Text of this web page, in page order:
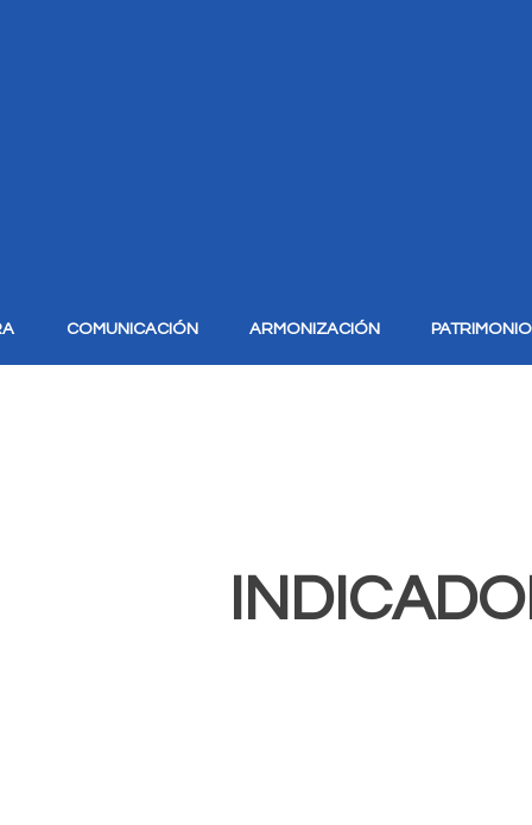
COMUNICACIÓN ARMONIZACIÓN PATRIMONIO